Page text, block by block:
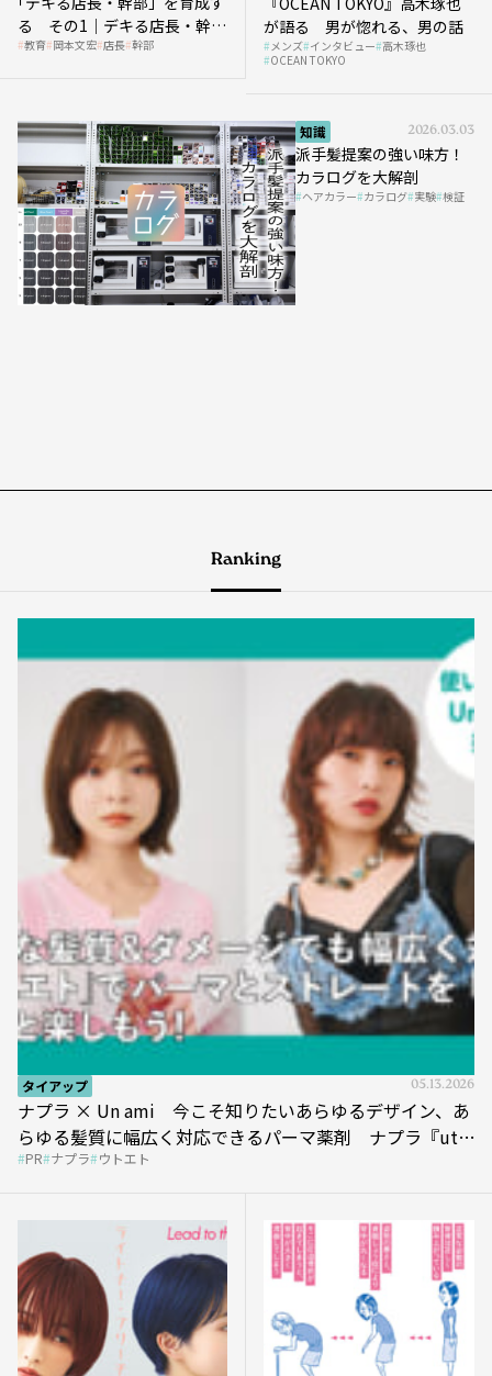
る その1｜デキる店長・幹部
の「任せ方」
教育 岡本文宏 店長 幹部
が語る 男が惚れる、男の話
メンズ インタビュー 高木琢也
OCEAN TOKYO
知識 2026.03.03
派手髪提案の強い味方！
カラログを大解剖
ヘアカラー カラログ 実験 検証
Ranking
タイアップ 05.13.2026
ナプラ × Un ami 今こそ知りたいあらゆるデザイン、あ
らゆる髪質に幅広く対応できるパーマ薬剤 ナプラ『ut-
et』
PR ナプラ ウトエト